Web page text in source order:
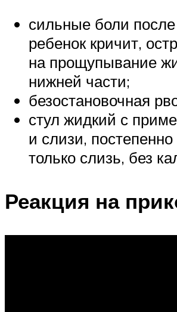
сильные боли
ребенок кричит,
на прощупывание
нижней части;
безостановочная
стул жидкий с
и слизи, постепенно
только слизь, без
Реакция на